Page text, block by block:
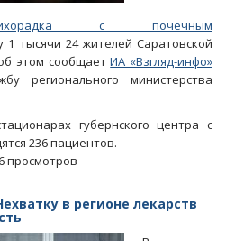
лихорадка с почечным
1 тысячи 24 жителей Саратовской
этом сообщаетИА «Взгляд-инфо»
регионального министерства
губернского центра с
236 пациентов.
просмотров
в регионе лекарств